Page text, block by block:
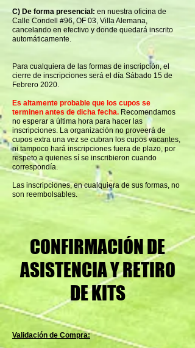
C) De forma presencial: en nuestra oficina de
Calle Condell #96, OF 03, Villa Alemana,
cancelando en efectivo y donde quedará inscrito
automáticamente.
Para cualquiera de las formas de inscripción, el
cierre de inscripciones será el día Sábado 15 de
Febrero 2020.
Es altamente probable que los cupos se
terminen antes de dicha fecha. Recomendamos
no esperar a última hora para hacer las
inscripciones. La organización no proveerá de
cupos extra una vez se cubran los cupos vacantes,
ni tampoco hará inscripciones fuera de plazo, por
respeto a quienes sí se inscribieron cuando
correspondía.
Las inscripciones, en cualquiera de sus formas, no
son reembolsables.
CONFIRMACIÓN DE
ASISTENCIA Y RETIRO
DE KITS
Validación de Compra: